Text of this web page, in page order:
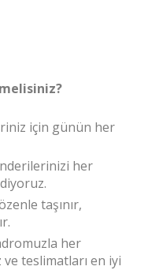
için günün her
her
taşınır,
her
teslimatları en iyi